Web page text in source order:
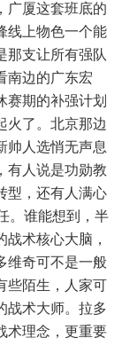
广厦这套班底的
线上物色一个能
那支让所有强队
南边的广东宏
赛期的补强计划
火了。北京那边
帅人选悄无声息
有人说是功勋教
型，还有人满心
。谁能想到，半
术核心大脑，
维奇可不是一般
些陌生，人家可
战术大师。拉多
术理念，更重要